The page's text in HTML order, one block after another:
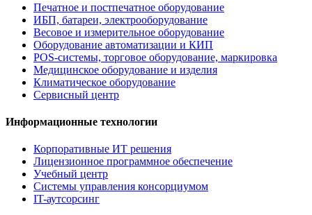
Печатное и постпечатное оборудование
ИБП, батареи, электрооборудование
Весовое и измерительное оборудование
Оборудование автоматизации и КИП
POS-системы, торговое оборудование, маркировка
Медицинское оборудование и изделия
Климатическое оборудование
Сервисный центр
Информационные технологии
Корпоративные ИТ решения
Лицензионное программное обеспечение
Учебный центр
Системы управления консорциумом
IT-аутсорсинг